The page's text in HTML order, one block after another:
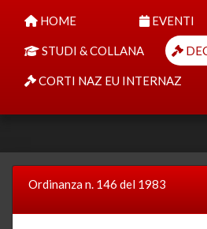
HOME EVENTI
STUDI & COLLANA
CORTI NAZ EU INTERNAZ
Ordinanza n. 146 del 1983